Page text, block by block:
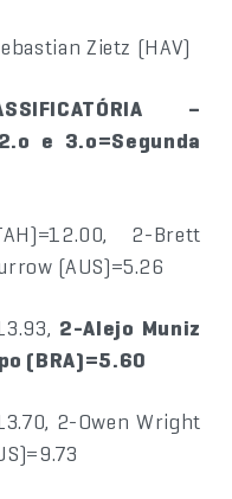
Zietz (HAV)
–
e 3.o=Segunda
2-Brett
(AUS)=5.26
2-Alejo Muniz
(BRA)=5.60
2-Owen Wright